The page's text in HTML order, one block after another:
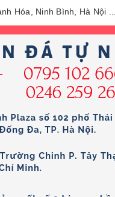
Hóa, Ninh Bình, Hà Nội